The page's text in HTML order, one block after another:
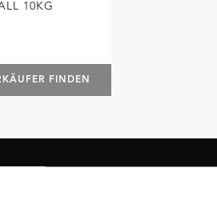
10KG
FINDEN
Sie sich für unseren Newsletter an!